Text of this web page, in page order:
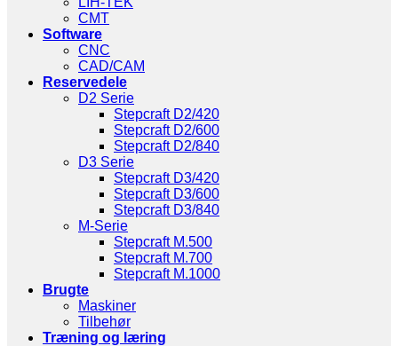
CMT
Software
CNC
CAD/CAM
Reservedele
D2 Serie
Stepcraft D2/420
Stepcraft D2/600
Stepcraft D2/840
D3 Serie
Stepcraft D3/420
Stepcraft D3/600
Stepcraft D3/840
M-Serie
Stepcraft M.500
Stepcraft M.700
Stepcraft M.1000
Brugte
Maskiner
Tilbehør
Træning og læring